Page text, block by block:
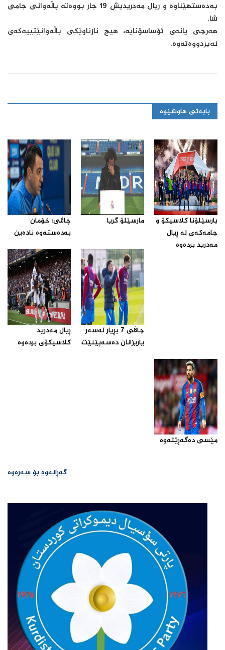
بەدەستهێناوە و ریال مەدریدیش 19 جار بووەتە پاڵەوانی جامی
شا.
هەرچی یانەی ئۆساسۆنایە، هیچ نازناوێکی پاڵەوانێتییەکەی
نەبردووەتەوە.
بابەتی هاوشێوە
بارسێلۆنا كلاسیكۆ و
جامه‌كه‌ی له‌ ڕیال
مه‌درید برده‌وه‌‌
مارسێلۆ گریا‌
چاڤی: خۆمان
به‌ده‌سته‌وه‌ ناده‌ین‌
چاڤی 7 بڕیار له‌سه‌ر
یاریزانان ده‌سه‌پێنێت‌
ڕیال مه‌درید
كلاسیكۆی برده‌وه‌‌
مێسی ده‌گه‌ڕێته‌وه‌‌
گەڕانەوە بۆ سەرەوە